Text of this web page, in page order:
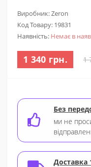
Виробник: Zeron
Код Товару: 19831
Наявність: Немає в
1 340 грн. 1
Без
ми не
Доставка